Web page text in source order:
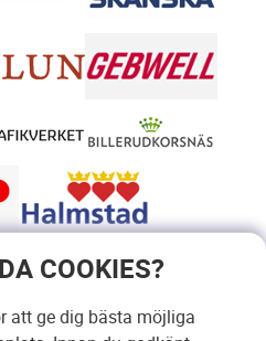
COOKIES?
att ge dig bästa möjliga